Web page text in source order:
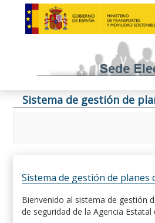
Sistema de gestión de
Sistema de gestión de planes
Bienvenido al sistema de gestión
de seguridad de la Agencia Estatal